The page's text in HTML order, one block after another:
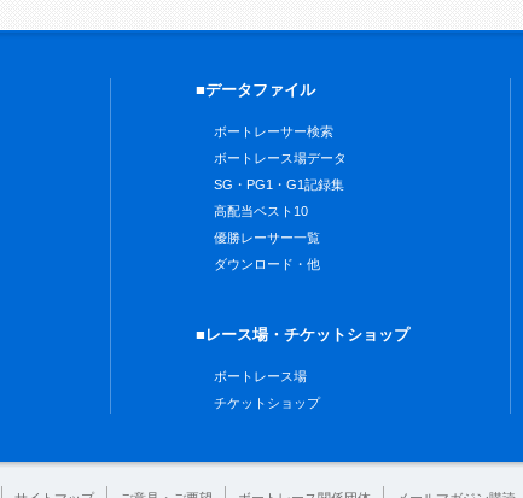
■データファイル
ボートレーサー検索
ボートレース場データ
SG・PG1・G1記録集
高配当ベスト10
優勝レーサー一覧
ダウンロード・他
■レース場・チケットショップ
ボートレース場
チケットショップ